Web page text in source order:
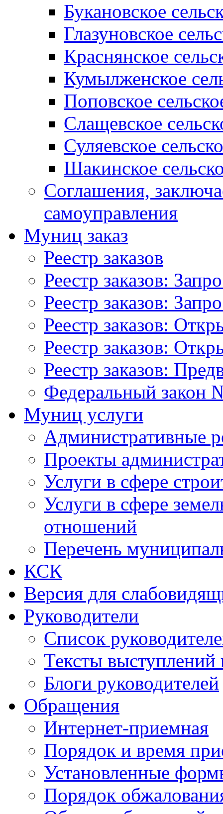
Букановское
Глазуновское
Краснянское
Кумылженское
Поповское
Слащевское
Суляевское
Шакинское
Соглашения,
самоуправления
Муниц заказ
Реестр заказов
Реестр заказов:
Реестр заказов:
Реестр заказов:
Реестр заказов:
Реестр заказов:
Федеральный закон
Муниц услуги
Административные
Проекты
Услуги в сфере
Услуги в сфере
отношений
Перечень
КСК
Версия для
Руководители
Список
Тексты выступлений
Блоги руководителей
Обращения
Интернет-приемная
Порядок и время
Установленные
Порядок